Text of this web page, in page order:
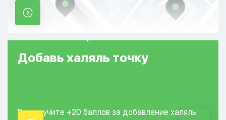
Добавь халяль точку
Вы получите +20 баллов за добавление халяль